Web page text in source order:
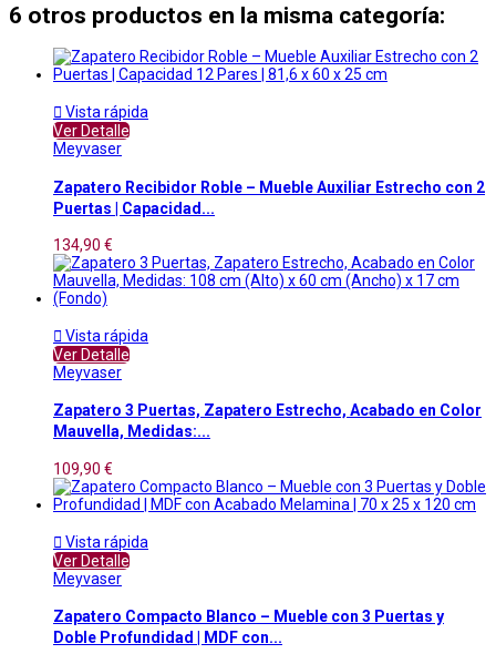
6 otros productos en la misma categoría:
 Vista rápida
Ver Detalle
Meyvaser
Zapatero Recibidor Roble – Mueble Auxiliar Estrecho con 2
Puertas | Capacidad...
134,90 €
 Vista rápida
Ver Detalle
Meyvaser
Zapatero 3 Puertas, Zapatero Estrecho, Acabado en Color
Mauvella, Medidas:...
109,90 €
 Vista rápida
Ver Detalle
Meyvaser
Zapatero Compacto Blanco – Mueble con 3 Puertas y
Doble Profundidad | MDF con...